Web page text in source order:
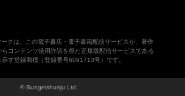
クは、この電子書店・電子書籍配信サービスが、著作
らコンテンツ使用許諾を得た正規版配信サービスである
示す登録商標（登録番号6091713号）です。
© Bungeishunju Ltd.